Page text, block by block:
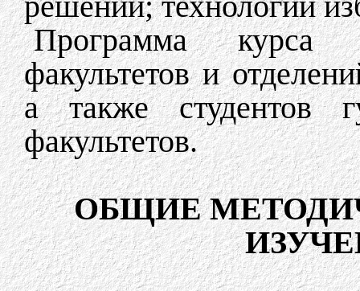
Программа курса
факультетов и
а также студентов
факультетов.
ОБЩИЕ